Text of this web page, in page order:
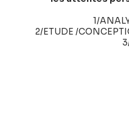
1/
2/ETUDE /